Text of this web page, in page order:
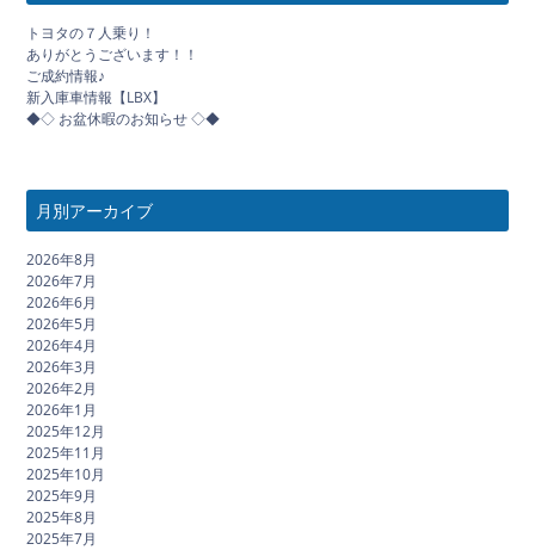
トヨタの７人乗り！
ありがとうございます！！
ご成約情報♪
新入庫車情報【LBX】
◆◇ お盆休暇のお知らせ ◇◆
月別アーカイブ
2026年8月
2026年7月
2026年6月
2026年5月
2026年4月
2026年3月
2026年2月
2026年1月
2025年12月
2025年11月
2025年10月
2025年9月
2025年8月
2025年7月